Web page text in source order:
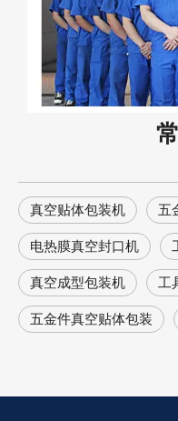
真空贴体包装机
五
‌电热膜真空封口机
真空成型包装机
工
‌五金件真空贴体包装